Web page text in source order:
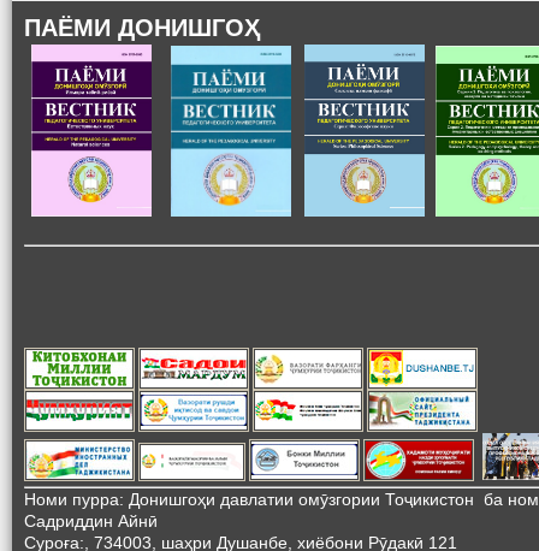
ПАЁМИ ДОНИШГОҲ
Номи пурра: Донишгоҳи давлатии омӯзгории Тоҷикистон ба
Садриддин Айнӣ
Суроға:, 734003, шаҳри Душанбе, хиёбони Рӯдакӣ 121